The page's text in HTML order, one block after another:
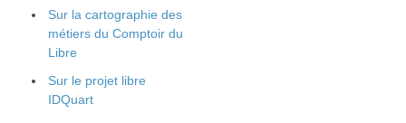
Sur la cartographie des
métiers du Comptoir du
Libre
Sur le projet libre
IDQuart